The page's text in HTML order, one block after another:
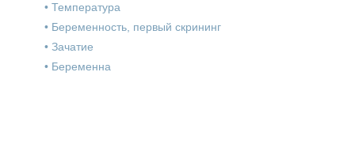
• Температура
• Беременность, первый скрининг
• Зачатие
• Беременна